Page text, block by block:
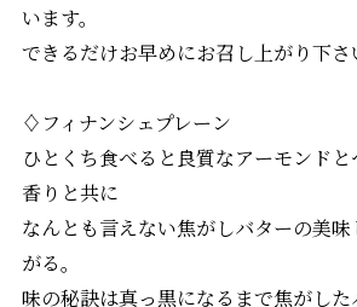
います。
できるだけお早めにお召し上がり下さ
♢フィナンシェプレーン
ひとくち食べると良質なアーモンド
香りと共に
なんとも言えない焦がしバターの美
がる。
味の秘訣は真っ黒になるまで焦がした